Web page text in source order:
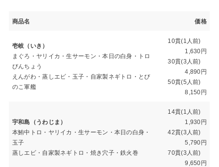
商品名 価格
壱岐（いき）
まぐろ・ヤリイカ・生サーモン・本日の白身・トロ
びんちょう
えんがわ・蒸しエビ・玉子・自家製ネギトロ・とび
のこ軍艦
10貫(1人前)
1,630円
30貫(3人前)
4,890円
50貫(5人前)
8,150円
宇和島（うわじま）
本鮪中トロ・ヤリイカ・生サーモン・本日の白身・
玉子
蒸しエビ・自家製ネギトロ・焼き穴子・鉄火巻
14貫(1人前)
1,930円
42貫(3人前)
5,790円
70貫(3人前)
9,650円